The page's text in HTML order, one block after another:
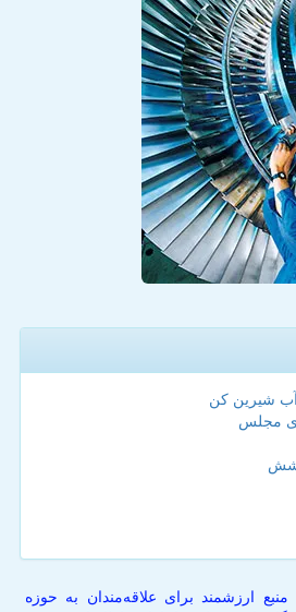
شیرین کن
مجلس
ارزشمند برای علاقه‌مندان به حوزه